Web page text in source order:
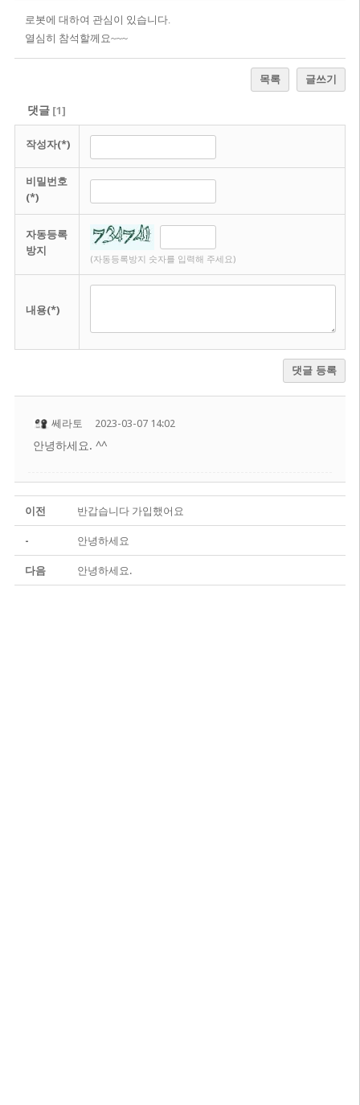
로봇에 대하여 관심이 있습니다.
열심히 참석할께요~~~
목록 글쓰기
댓글[1]
작성자(*)
비밀번호
(*)
자동등록
방지
(자동등록방지 숫자를 입력해 주세요)
내용(*)
댓글 등록
쎄라토 2023-03-07 14:02
안녕하세요. ^^
이전 반갑습니다 가입했어요
- 안녕하세요
다음 안녕하세요.